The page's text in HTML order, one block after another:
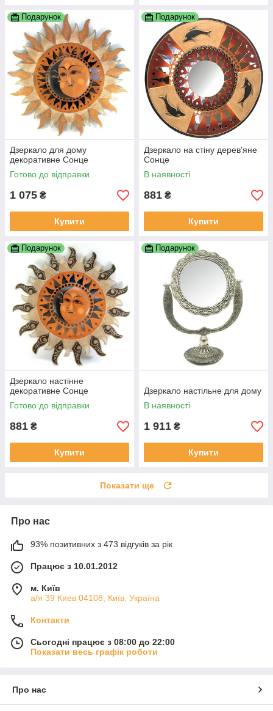
Подарунок
Дзеркало для дому
декоративне Сонце
Готово до відправки
1 075 ₴
Купити
Подарунок
Дзеркало на стіну дерев'яне
Сонце
В наявності
881 ₴
Купити
Подарунок
Дзеркало настінне
декоративне Сонце
Готово до відправки
881 ₴
Купити
Подарунок
Дзеркало настільне для дому
В наявності
1 911 ₴
Купити
Показати ще
Про нас
93% позитивних з 473 відгуків за рік
Працює з 10.01.2012
м. Київ
а/я 39 Киев 04108, Київ, Україна
Контакти
Сьогодні працює з 08:00 до 22:00
Показати весь графік роботи
Про нас